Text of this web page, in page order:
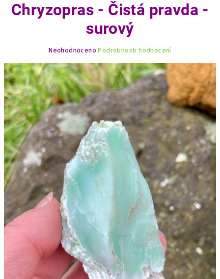
Chryzopras - Čistá pravda -
surový
produktu
je
0,0
z
5
hvězdiček.
Neohodnoceno Podrobnosti hodnocení